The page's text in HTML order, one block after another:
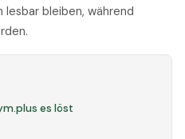
lesbar bleiben, während
es löst